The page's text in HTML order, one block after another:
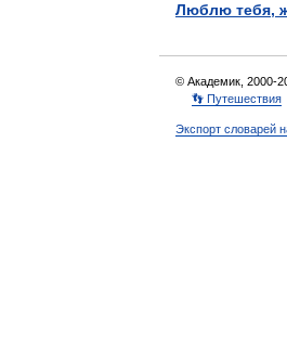
Люблю тебя,
© Академик, 2000-
👣 Путешествия
Экспорт словарей